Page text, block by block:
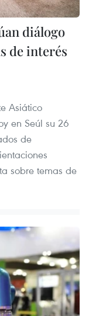
diálogo
de interés
Asiático
en Seúl su 26
de
sobre temas de